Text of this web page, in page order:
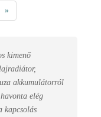
»
kimenő
akkumulátorról
elég
kapcsolás